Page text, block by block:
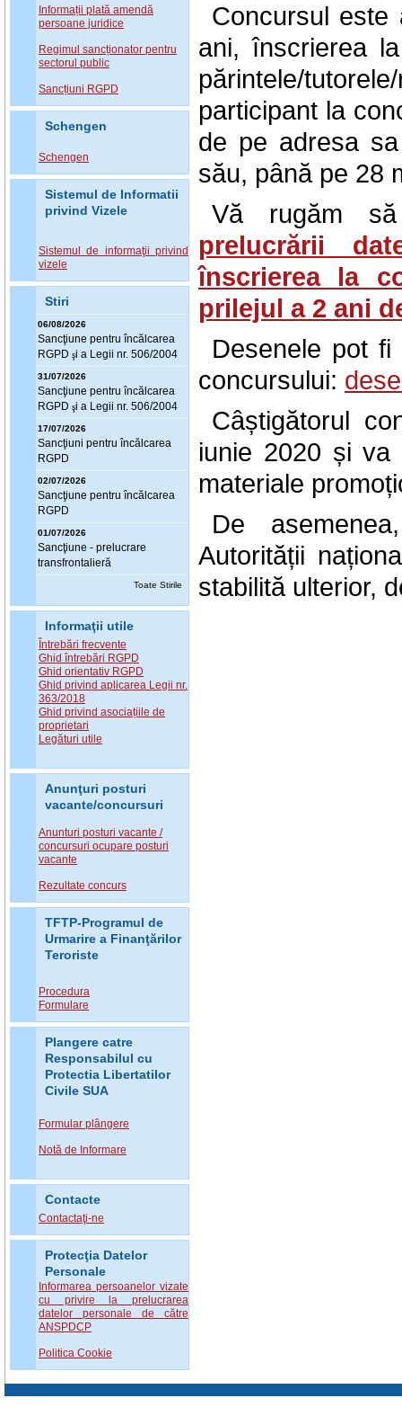
Informații plată amendă
persoane juridice
Regimul sancționator pentru
sectorul public
Sancțiuni RGPD
Schengen
Schengen
Sistemul de Informatii
privind Vizele
Sistemul de informaţii privind
vizele
Stiri
06/08/2026
Sancţiune pentru încălcarea
RGPD şi a Legii nr. 506/2004
31/07/2026
Sancţiune pentru încălcarea
RGPD şi a Legii nr. 506/2004
17/07/2026
Sancţiuni pentru încălcarea
RGPD
02/07/2026
Sancţiune pentru încălcarea
RGPD
01/07/2026
Sancţiune - prelucrare
transfrontalieră
Toate Stirile
Informaţii utile
Întrebări frecvente
Ghid întrebări RGPD
Ghid orientativ RGPD
Ghid privind aplicarea Legii nr.
363/2018
Ghid privind asociațiile de
proprietari
Legături utile
Anunţuri posturi
vacante/concursuri
Anunturi posturi vacante /
concursuri ocupare posturi
vacante
Rezultate concurs
TFTP-Programul de
Urmarire a Finanţărilor
Teroriste
Procedura
Formulare
Plangere catre
Responsabilul cu
Protectia Libertatilor
Civile SUA
Formular plângere
Notă de Informare
Contacte
Contactaţi-ne
Protecţia Datelor
Personale
Informarea persoanelor vizate
cu privire la prelucrarea
datelor personale de către
ANSPDCP
Politica Cookie
Concursul
ani, înscrierea
părintele/
participant la
de pe adresa
său, până pe 28
Vă rugăm
prelucrării
înscrierea la
prilejul a 2 ani
Desenele pot
concursului:
Câștigătorul
iunie 2020 și va
materiale
De
Autorității
stabilită ulterior,